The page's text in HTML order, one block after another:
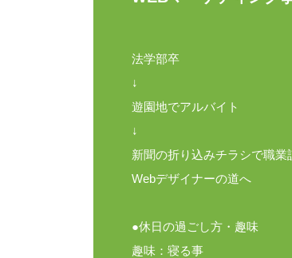
法学部卒
↓
遊園地でアルバイト
↓
新聞の折り込みチラシで職
Webデザイナーの道へ
●休日の過ごし方・趣味
趣味：寝る事